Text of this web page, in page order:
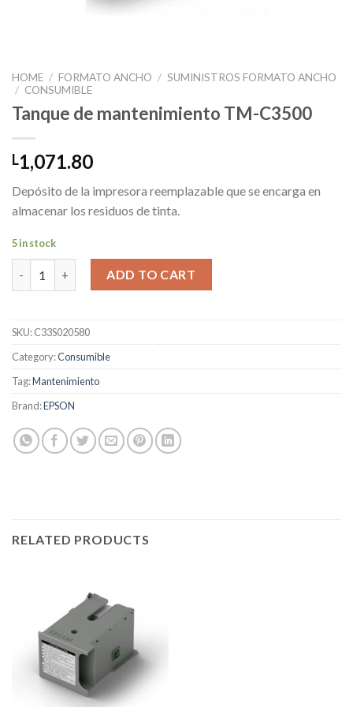
HOME / FORMATO ANCHO / SUMINISTROS FORMATO ANCHO
/ CONSUMIBLE
Tanque de mantenimiento TM-C3500
L1,071.80
Depósito de la impresora reemplazable que se encarga en
almacenar los residuos de tinta.
5 in stock
ADD TO CART
SKU:C33S020580
Category:Consumible
Tag:Mantenimiento
Brand:EPSON
RELATED PRODUCTS